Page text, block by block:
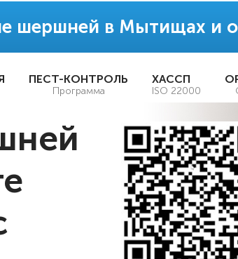
шершней в Мытищах и
ПЕСТ-КОНТРОЛЬ
Программа
ХАССП
ISO 22000